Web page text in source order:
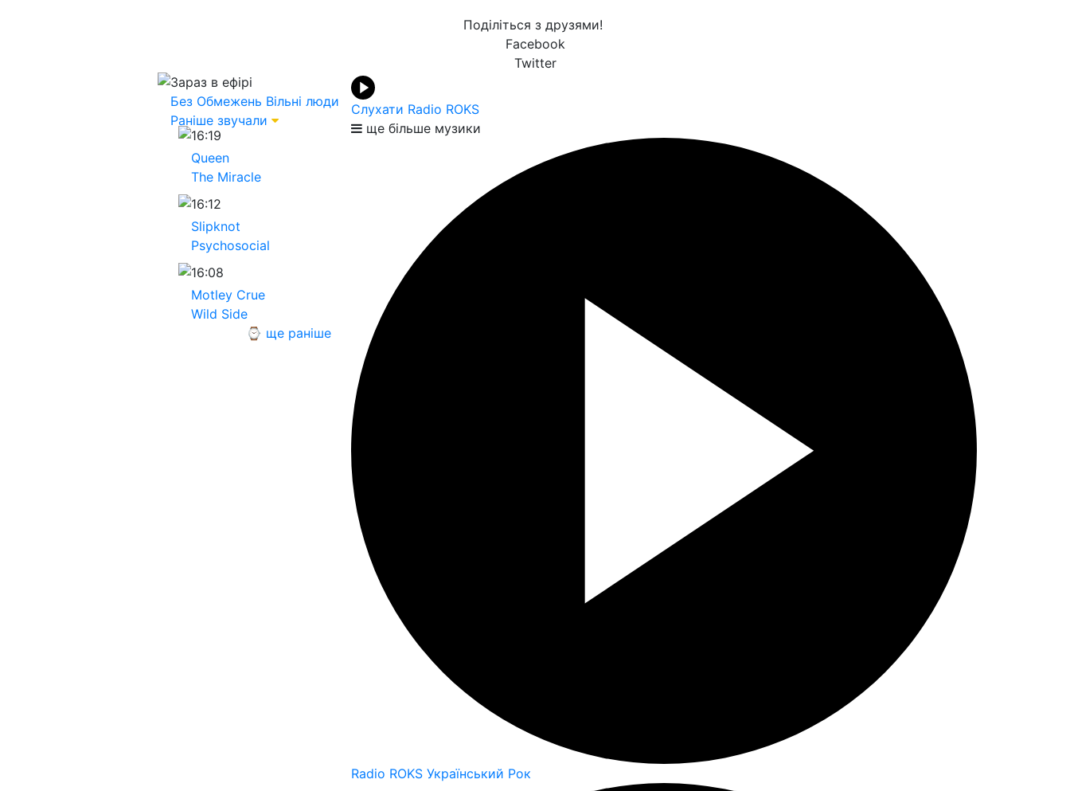
Поділіться з друзями!
Facebook
Twitter
Зараз в ефірі
Без Обмежень Вільні люди
Раніше звучали
16:19
Queen
The Miracle
16:12
Slipknot
Psychosocial
16:08
Motley Crue
Wild Side
⌚ ще раніше
Слухати Radio ROKS
ще більше музики
Radio ROKS Український Рок